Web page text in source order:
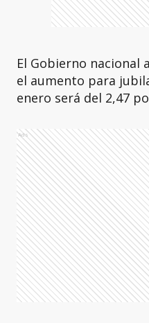
El Gobierno nacional
el aumento para
enero será del 2,47
Ads